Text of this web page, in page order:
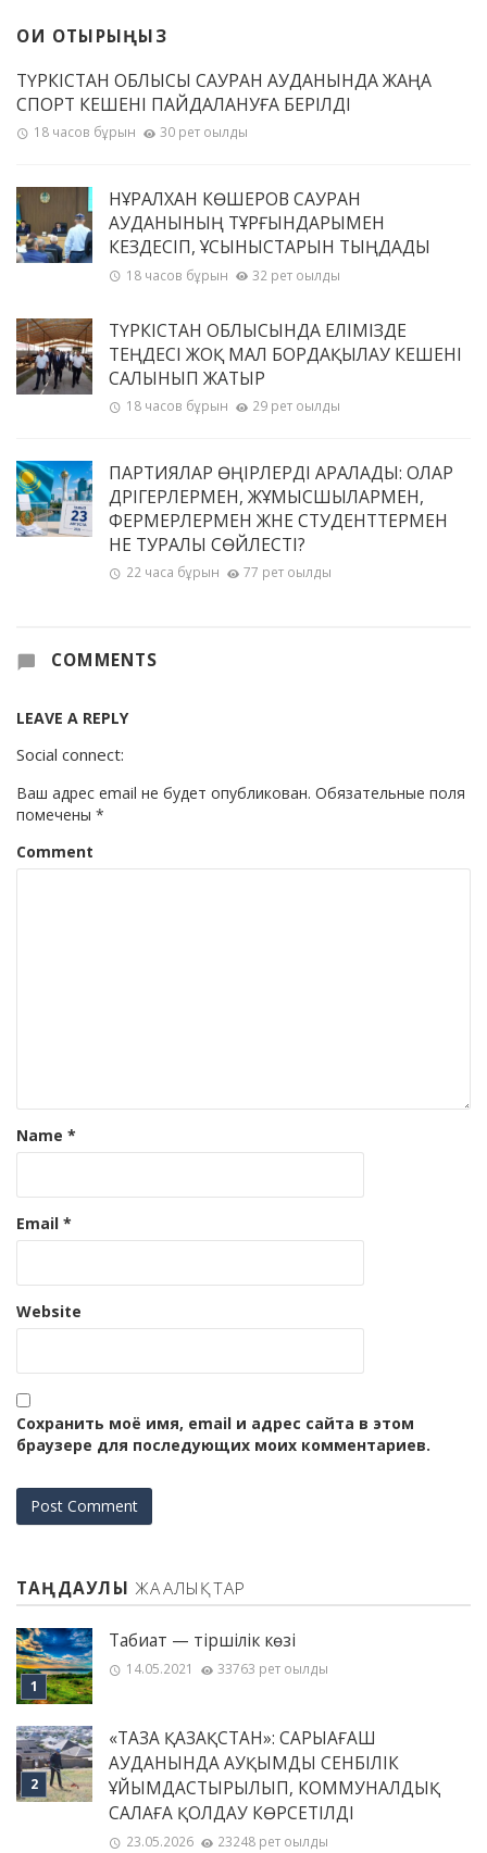
ОҚИ ОТЫРЫҢЫЗ
ТҮРКІСТАН ОБЛЫСЫ САУРАН АУДАНЫНДА ЖАҢА
СПОРТ КЕШЕНІ ПАЙДАЛАНУҒА БЕРІЛДІ
18 часов бұрын 30 рет оқылды
НҰРАЛХАН КӨШЕРОВ САУРАН
АУДАНЫНЫҢ ТҰРҒЫНДАРЫМЕН
КЕЗДЕСІП, ҰСЫНЫСТАРЫН ТЫҢДАДЫ
18 часов бұрын 32 рет оқылды
ТҮРКІСТАН ОБЛЫСЫНДА ЕЛІМІЗДЕ
ТЕҢДЕСІ ЖОҚ МАЛ БОРДАҚЫЛАУ КЕШЕНІ
САЛЫНЫП ЖАТЫР
18 часов бұрын 29 рет оқылды
ПАРТИЯЛАР ӨҢІРЛЕРДІ АРАЛАДЫ: ОЛАР
ДӘРІГЕРЛЕРМЕН, ЖҰМЫСШЫЛАРМЕН,
ФЕРМЕРЛЕРМЕН ЖӘНЕ СТУДЕНТТЕРМЕН
НЕ ТУРАЛЫ СӨЙЛЕСТІ?
22 часа бұрын 77 рет оқылды
COMMENTS
LEAVE A REPLY
Social connect:
Ваш адрес email не будет опубликован. Обязательные поля
помечены *
Comment
Name *
Email *
Website
Сохранить моё имя, email и адрес сайта в этом
браузере для последующих моих комментариев.
ТАҢДАУЛЫ ЖАҢАЛЫҚТАР
Табиғат — тіршілік көзі
14.05.2021 33763 рет оқылды
«ТАЗА ҚАЗАҚСТАН»: САРЫАҒАШ
АУДАНЫНДА АУҚЫМДЫ СЕНБІЛІК
ҰЙЫМДАСТЫРЫЛЫП, КОММУНАЛДЫҚ
САЛАҒА ҚОЛДАУ КӨРСЕТІЛДІ
23.05.2026 23248 рет оқылды